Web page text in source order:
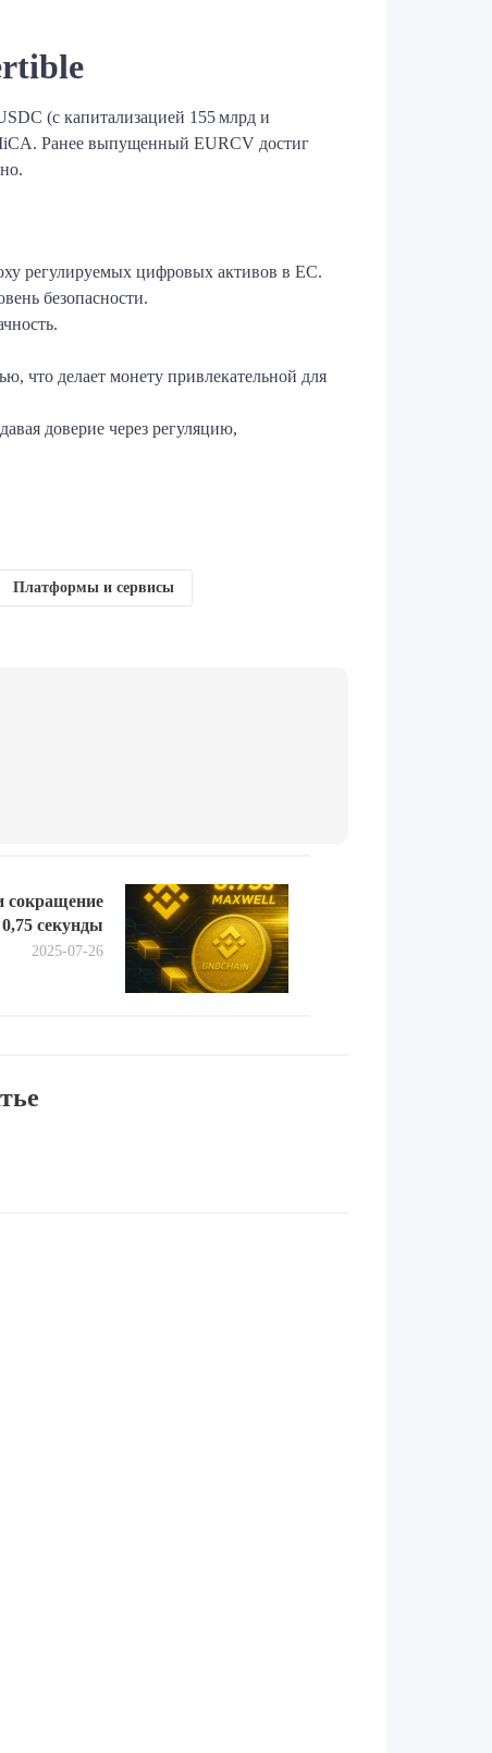
(с капитализацией 155 млрд и
Ранее выпущенный EURCV достиг
регулируемых цифровых активов в ЕС.
безопасности.
что делает монету привлекательной для
доверие через регуляцию,
Платформы и сервисы
Next
сокращение
секунды
2025-07-26